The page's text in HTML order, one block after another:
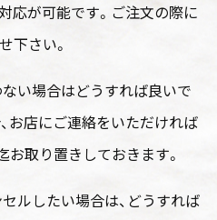
応が可能です。ご注文の際に
下さい。
い場合はどうすれば良いで
お店にご連絡をいただければ
取り置きしておきます。
ルしたい場合は、どうすれば